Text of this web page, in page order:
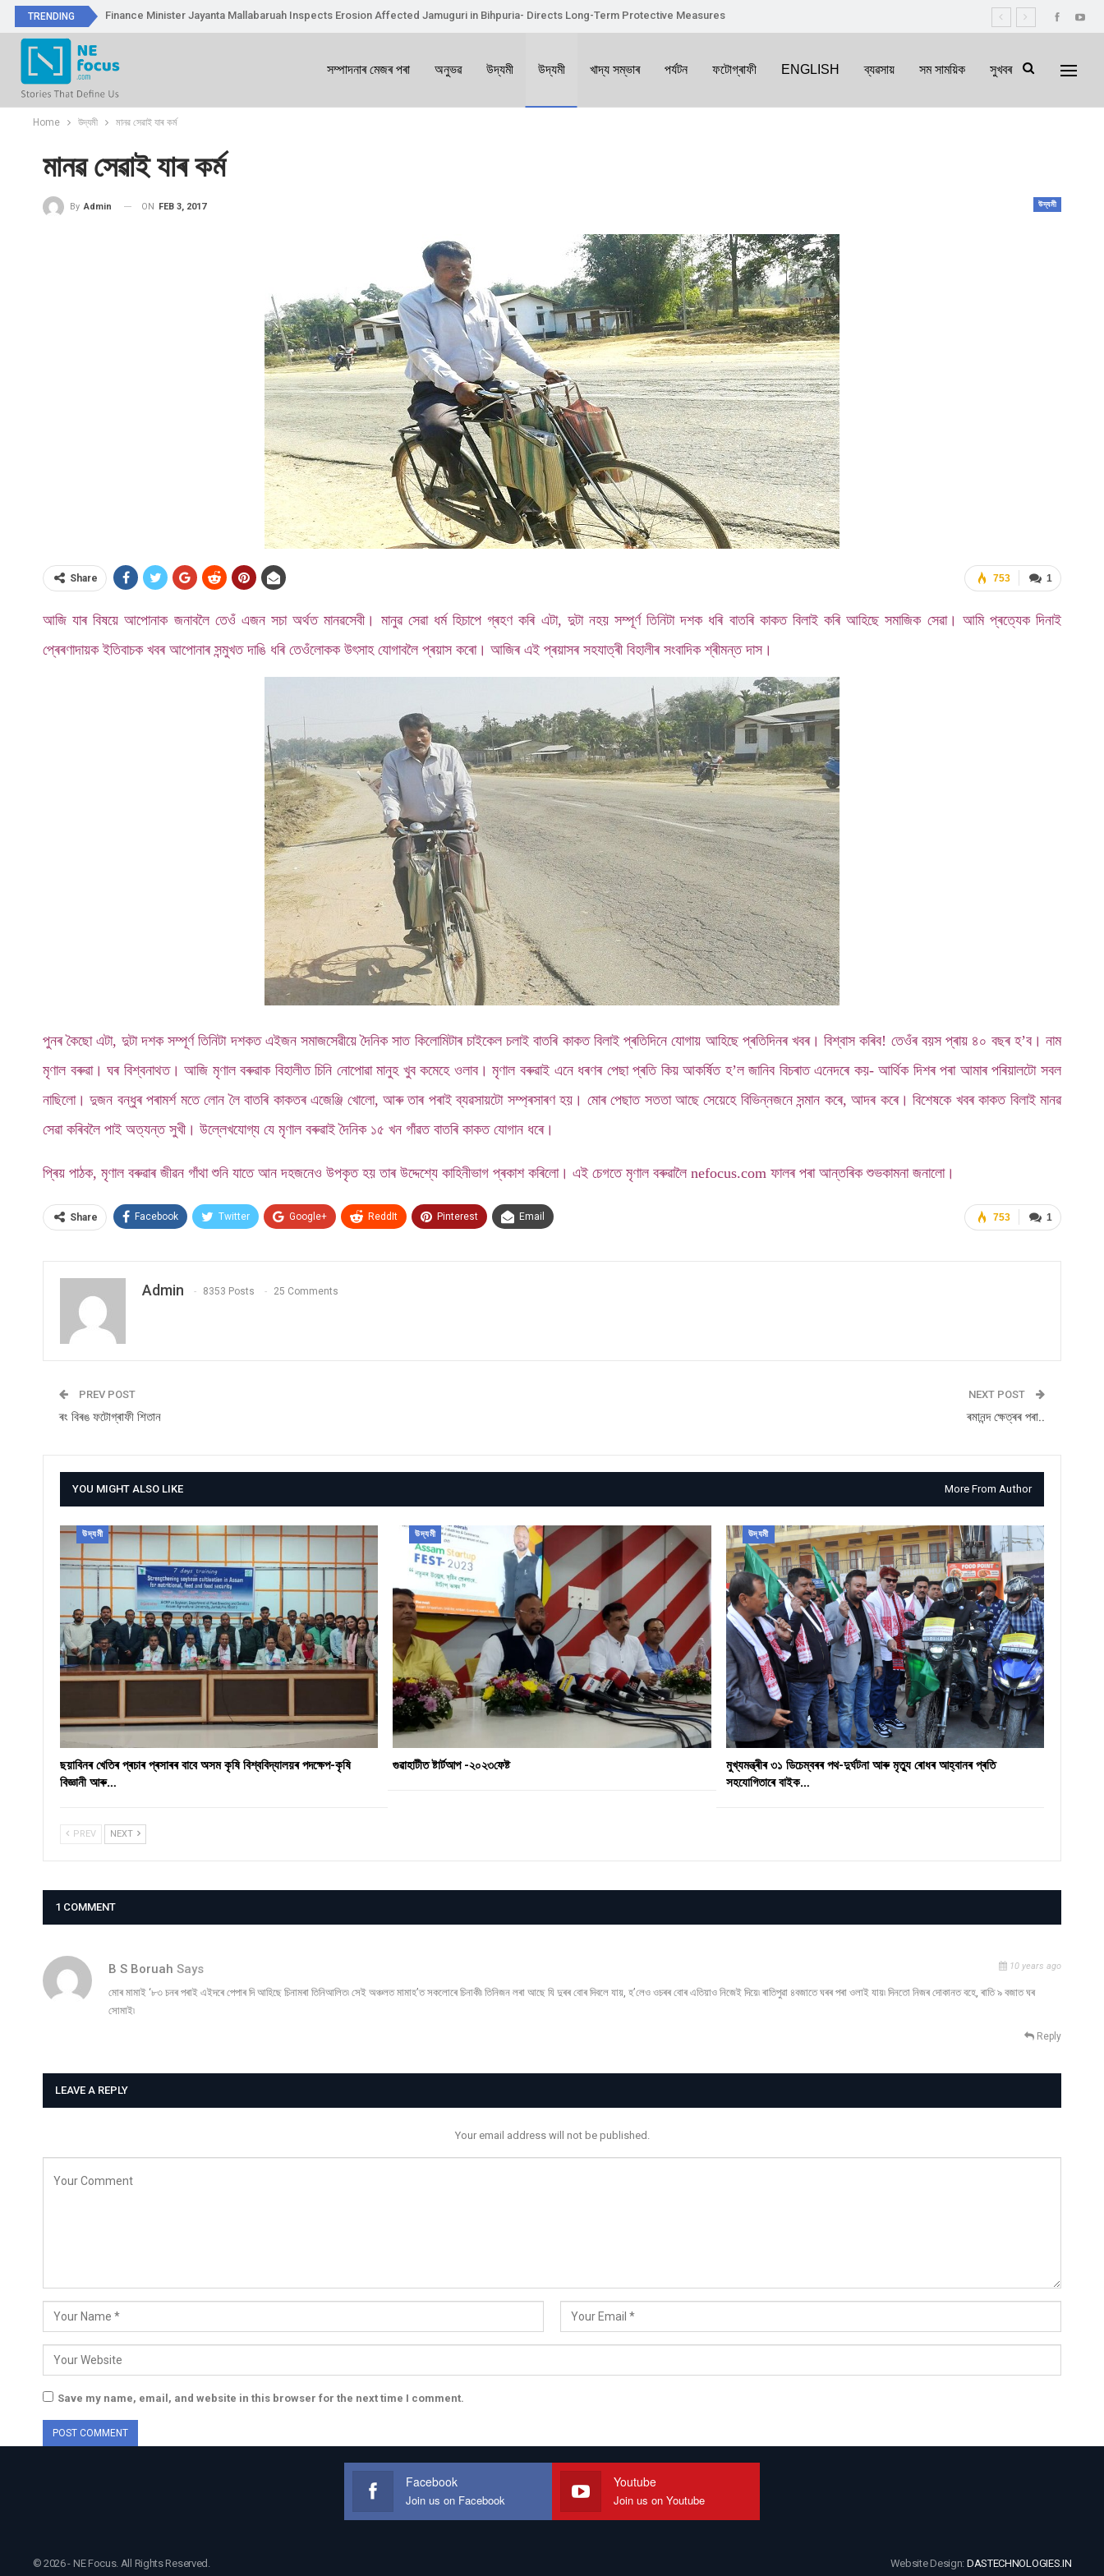
TRENDING Finance Minister Jayanta Mallabaruah Inspects Erosion Affected Jamuguri in Bihpuria- Directs Long-Term Protective Measures
সম্পাদনাৰ মেজৰ পৰা অনুভৱ উদ্যমী উদ্যমী খাদ্য সম্ভাৰ পৰ্যটন ফটোগ্ৰাফী ENGLISH ব্যৱসায় সম সাময়িক সুখবৰ
Home উদ্যমী মানৱ সেৱাই যাৰ কৰ্ম
মানৱ সেৱাই যাৰ কৰ্ম
উদ্যমী
By Admin ON FEB 3, 2017
1
753
Share
আজি যাৰ বিষয়ে আপোনাক জনাবলৈ তেওঁ এজন সচা অৰ্থত মানৱসেবী। মানুৱ সেৱা ধৰ্ম হিচাপে গ্ৰহণ কৰি এটা, দুটা নহয় সম্পূৰ্ণ তিনিটা দশক ধৰি বাতৰি কাকত বিলাই কৰি আহিছে সমাজিক সেৱা। আমি প্ৰত্যেক দিনাই
প্ৰেৰণাদায়ক ইতিবাচক খবৰ আপোনাৰ সন্মুখত দাঙি ধৰি তেওঁলোকক উৎসাহ যোগাবলৈ প্ৰয়াস কৰো। আজিৰ এই প্ৰয়াসৰ সহযাত্ৰী বিহালীৰ সংবাদিক শ্ৰীমন্ত দাস।
পুনৰ কৈছো এটা, দুটা দশক সম্পূৰ্ণ তিনিটা দশকত এইজন সমাজসেৱীয়ে দৈনিক সাত কিলোমিটাৰ চাইকেল চলাই বাতৰি কাকত বিলাই প্ৰতিদিনে যোগায় আহিছে প্ৰতিদিনৰ খবৰ। বিশ্বাস কৰিব! তেওঁৰ বয়স প্ৰায় ৪০ বছৰ হ’ব। নাম
মৃণাল বৰুৱা। ঘৰ বিশ্বনাথত। আজি মৃণাল বৰুৱাক বিহালীত চিনি নোপোৱা মানুহ খুব কমেহে ওলাব। মৃণাল বৰুৱাই এনে ধৰণৰ পেছা প্ৰতি কিয় আকৰ্ষিত হ’ল জানিব বিচৰাত এনেদৰে কয়- আৰ্থিক দিশৰ পৰা আমাৰ পৰিয়ালটো সবল
নাছিলো। দুজন বন্ধুৰ পৰামৰ্শ মতে লোন লৈ বাতৰি কাকতৰ এজেঞ্জি খোলো, আৰু তাৰ পৰাই ব্যৱসায়টো সম্প্ৰসাৰণ হয়। মোৰ পেছাত সততা আছে সেয়েহে বিভিন্নজনে সন্মান কৰে, আদৰ কৰে। বিশেষকে খবৰ কাকত বিলাই মানৱ
সেৱা কৰিবলৈ পাই অত্যন্ত সুখী। উল্লেখযোগ্য যে মৃণাল বৰুৱাই দৈনিক ১৫ খন গাঁৱত বাতৰি কাকত যোগান ধৰে।
প্ৰিয় পাঠক, মৃণাল বৰুৱাৰ জীৱন গাঁথা শুনি যাতে আন দহজনেও উপকৃত হয় তাৰ উদ্দেশ্যে কাহিনীভাগ প্ৰকাশ কৰিলো। এই চেগতে মৃণাল বৰুৱালৈ nefocus.com ফালৰ পৰা আন্তৰিক শুভকামনা জনালো।
1
753
Share Facebook Twitter Google+ ReddIt Pinterest Email
Admin 8353 Posts 25 Comments
PREV POST
ৰং বিৰঙ ফটোগ্ৰাফী শিতান
NEXT POST
ৰমানন্দ ক্ষেত্ৰৰ পৰা..
YOU MIGHT ALSO LIKE More From Author
উদ্যমী
ছয়াবিনৰ খেতিৰ প্ৰচাৰ প্ৰসাৰৰ বাবে অসম কৃষি বিশ্ববিদ্যালয়ৰ পদক্ষেপ-কৃষি
বিজ্ঞানী আৰু…
উদ্যমী
গুৱাহাটীত ষ্টাৰ্টআপ -২০২৩ফেষ্ট
উদ্যমী
মুখ্যমন্ত্ৰীৰ ৩১ ডিচেম্বৰৰ পথ-দুৰ্ঘটনা আৰু মৃত্যু ৰোধৰ আহ্বানৰ প্ৰতি
সহযোগিতাৰে বাইক…
PREV NEXT
1 COMMENT
B S Boruah Says 10 years ago
মোৰ মামাই ‘৮৩ চনৰ পৰাই এইদৰে পেপাৰ দি আহিছে চিনামৰা তিনিআলিত৷ সেই অঞ্চলত মামাহ’ত সকলোৰে চিনাকী৷ তিনিজন লৰা আছে যি দুৰৰ বোৰ দিবলে যায়, হ’লেও ওচৰৰ বোৰ এতিয়াও নিজেই দিয়ে৷ ৰাতিপুৱা ৪বজাতে ঘৰৰ পৰা ওলাই যায়৷ দিনতো নিজৰ দোকানত বহে, ৰাতি ৯ বজাত ঘৰ
সোমাই৷
Reply
LEAVE A REPLY
Your email address will not be published.
Save my name, email, and website in this browser for the next time I comment.
Facebook
Join us on Facebook
Youtube
Join us on Youtube
© 2026 - NE Focus. All Rights Reserved. Website Design: DASTECHNOLOGIES.IN